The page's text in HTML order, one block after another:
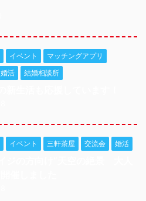
イベント
マッチングアプリ
婚活 結婚相談所
イベント 三軒茶屋 交流会 婚活